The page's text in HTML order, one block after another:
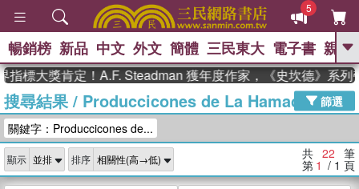
5
GO
熱搜： 東野圭吾 、 高希均教授回憶錄
、 The Odyssey 、 父親節 、 如果歷
獎 臺灣漫遊錄 、 方念華 、 台灣的李
登輝時代
數學女孩：黎曼猜想 、
偉大的迷走神經
暢銷榜 新品 中文 外文 簡體 三民東大 電子書 親子
大獎肯定！A.F. Steadman 獲年度作家，《史坎德》系列帶
搜尋結果/ Produccicones de La Hamaca
篩選
關鍵字：Produccicones de...
顯示 排序 共 22 筆
第 1 / 1 頁